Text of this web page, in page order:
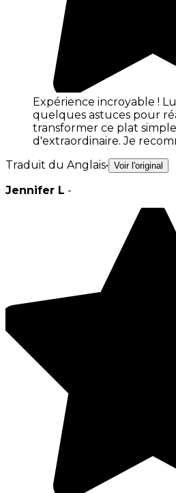
Expérience incroyable !
quelques astuces pour
transformer ce plat
d'extraordinaire. Je
Traduit du Anglais• Voir l'original
Jennifer L -